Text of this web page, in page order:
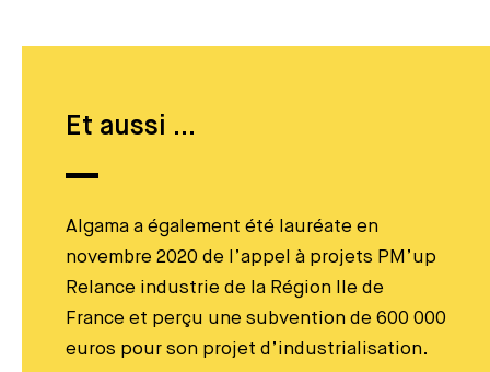
Et aussi …
Algama a également été lauréate en
novembre 2020 de l’appel à projets PM’up
Relance industrie de la Région Ile de
France et perçu une subvention de 600 000
euros pour son projet d’industrialisation.